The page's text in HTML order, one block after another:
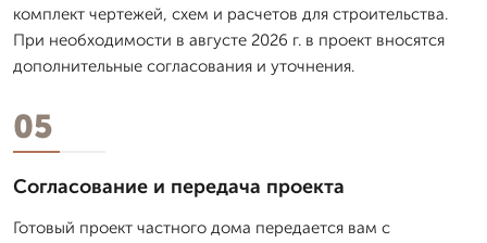
комплект чертежей, схем и расчетов для строительства.
При необходимости в августе 2026 г. в проект вносятся
дополнительные согласования и уточнения.
05
Согласование и передача проекта
Готовый проект частного дома передается вам с